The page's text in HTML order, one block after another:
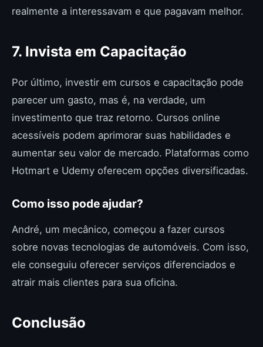
realmente a interessavam e que pagavam melhor.
7. Invista em Capacitação
Por último, investir em cursos e capacitação pode
parecer um gasto, mas é, na verdade, um
investimento que traz retorno. Cursos online
acessíveis podem aprimorar suas habilidades e
aumentar seu valor de mercado. Plataformas como
Hotmart e Udemy oferecem opções diversificadas.
Como isso pode ajudar?
André, um mecânico, começou a fazer cursos
sobre novas tecnologias de automóveis. Com isso,
ele conseguiu oferecer serviços diferenciados e
atrair mais clientes para sua oficina.
Conclusão